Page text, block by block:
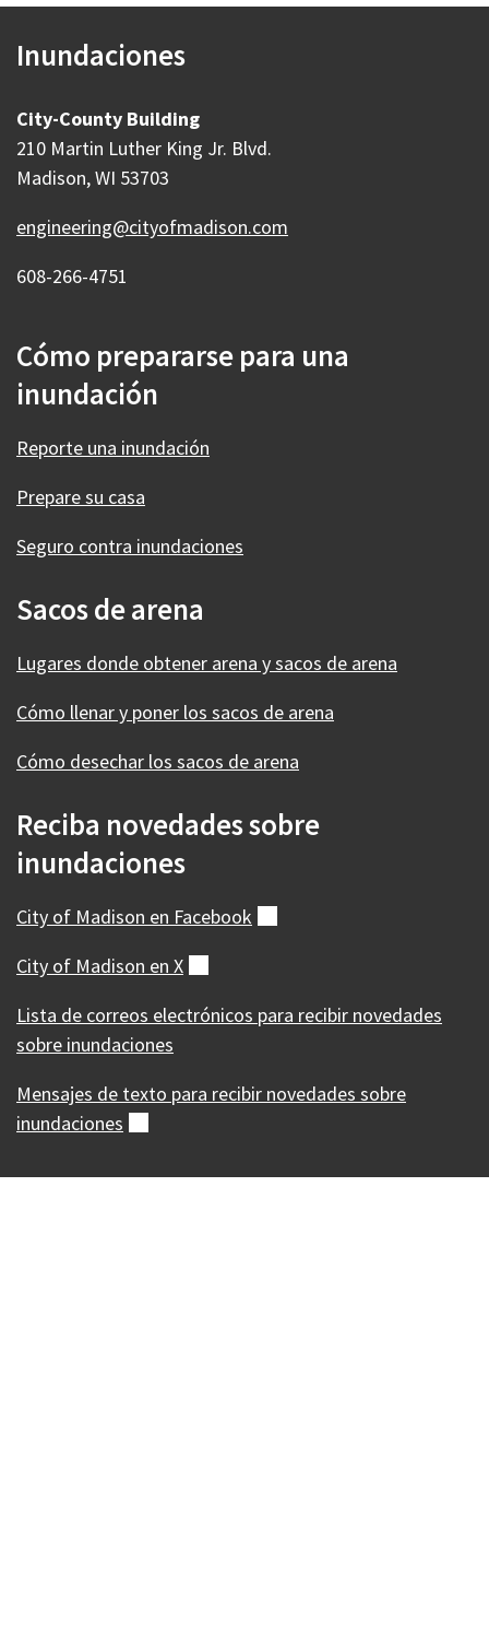
Inundaciones
City-County Building
210 Martin Luther King Jr. Blvd.
Madison, WI 53703
engineering@cityofmadison.com
608-266-4751
Cómo prepararse para una
inundación
Reporte una inundación
Prepare su casa
Seguro contra inundaciones
Sacos de arena
Lugares donde obtener arena y sacos de arena
Cómo llenar y poner los sacos de arena
Cómo desechar los sacos de arena
Reciba novedades sobre
inundaciones
City of Madison en Facebook
City of Madison en X
Lista de correos electrónicos para recibir novedades
sobre inundaciones
Mensajes de texto para recibir novedades sobre
inundaciones